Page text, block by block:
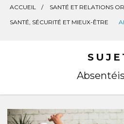
ACCUEIL SANTÉ ET RELATIONS
SANTÉ, SÉCURITÉ ET MIEUX-ÊTRE